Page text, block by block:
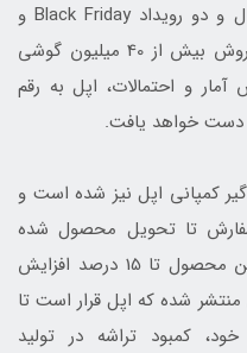
با نزدیک شدن به روزهای پایانی سال و دو رویداد Black Friday و
جشن سال نو میلادی، اپل قادر به فروش بیش از 40 میلیون گوشی
و احتمالات، اپل به رقم
کمپانی اپل نیز شده است و
تا تحویل محصول شده
است با این حال، درخواست برای این محصول تا 15 درصد افزایش
شده که اپل قرار است تا
کمبود تراشه در تولید